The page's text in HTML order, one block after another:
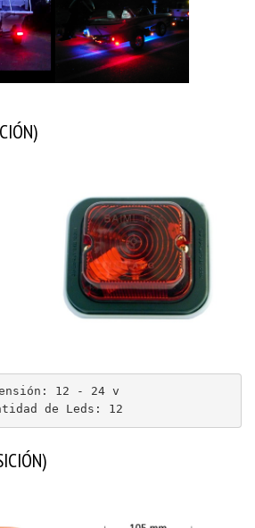
12 - 24 v
de Leds: 12